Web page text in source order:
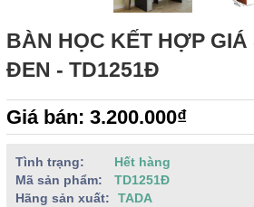
BÀN HỌC KẾT HỢP GIÁ
ĐEN - TD1251Đ
Giá bán: 3.200.000₫
Tình trạng:
Hết hàng
Mã sản phẩm:
TD1251Đ
Hãng sản xuất:
TADA